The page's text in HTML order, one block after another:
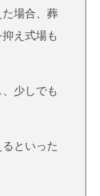
場合、葬
え式場も
少しでも
といった